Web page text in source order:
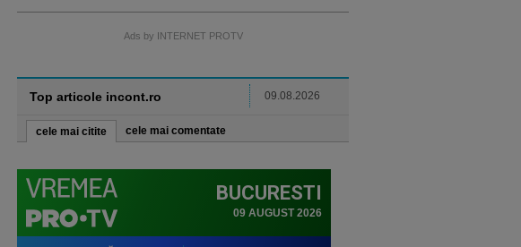
Ads by INTERNET PROTV
Top articole incont.ro 09.08.2026
cele mai citite cele mai comentate